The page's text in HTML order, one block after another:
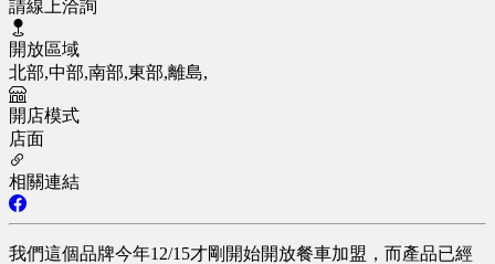
請線上洽詢
開放區域
北部,中部,南部,東部,離島,
開店模式
店面
相關連結
我們這個品牌今年12/15才剛開始開放餐車加盟，而產品已經